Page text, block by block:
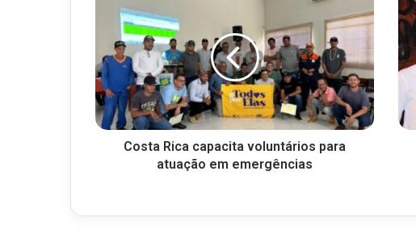
Costa Rica capacita voluntários para
atuação em emergências